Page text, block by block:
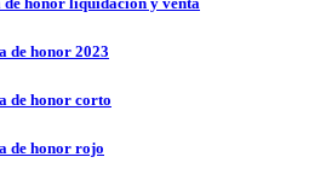
de honor 2023
de honor corto
de honor rojo